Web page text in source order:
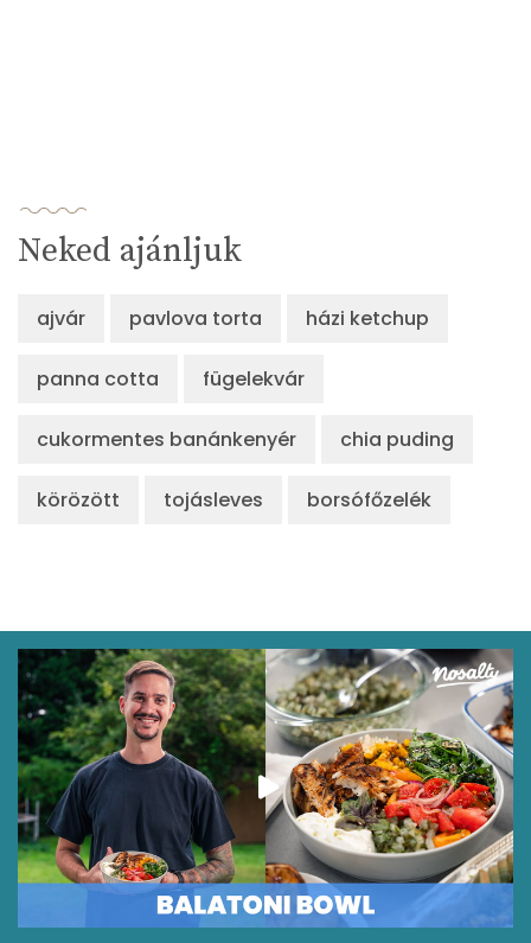
Neked ajánljuk
ajvár pavlova torta házi ketchup
panna cotta fügelekvár
cukormentes banánkenyér chia puding
körözött tojásleves borsófőzelék